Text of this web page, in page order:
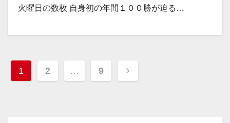
火曜日の数枚 自身初の年間１００勝が迫る…
投
1 2 … 9